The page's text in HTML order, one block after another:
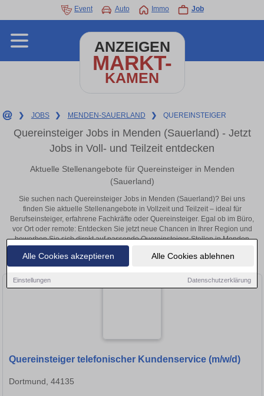
Alle Cookies akzeptieren Alle Cookies ablehnen
Einstellungen Datenschutzerklärung
Event Auto Immo Job
ANZEIGEN
MARKT-
KAMEN
❯ JOBS ❯ MENDEN-SAUERLAND ❯ QUEREINSTEIGER
Quereinsteiger Jobs in Menden (Sauerland) - Jetzt
Jobs in Voll- und Teilzeit entdecken
Aktuelle Stellenangebote für Quereinsteiger in Menden
(Sauerland)
Sie suchen nach Quereinsteiger Jobs in Menden (Sauerland)? Bei uns
finden Sie aktuelle Stellenangebote in Vollzeit und Teilzeit – ideal für
Berufseinsteiger, erfahrene Fachkräfte oder Quereinsteiger. Egal ob im Büro,
vor Ort oder remote: Entdecken Sie jetzt neue Chancen in Ihrer Region und
bewerben Sie sich direkt auf passende Quereinsteiger-Stellen in Menden
(Sauerland)!
Quereinsteiger telefonischer Kundenservice (m/w/d)
Dortmund, 44135